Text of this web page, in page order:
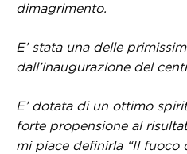
dimagrimento.
E’ stata una delle
dall’inaugurazione del
E’ dotata di un ottimo
forte propensione al
mi piace definirla “Il fuoco